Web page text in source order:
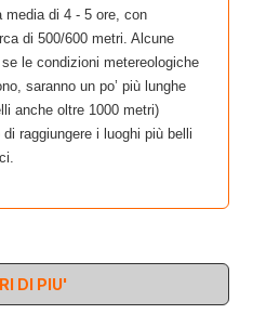
media di 4 - 5 ore, con
di 500/600 metri. Alcune
le condizioni metereologiche
saranno un po’ più lunghe
anche oltre 1000 metri)
raggiungere i luoghi più belli
DI PIU'